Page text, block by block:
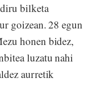
bilketa
goizean. 28 egun
honen bidez,
luzatu nahi
aurretik